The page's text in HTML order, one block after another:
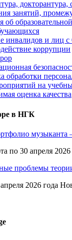
докторантура,
занятий,
об
инвалидов и лиц
коррупции
обработки
на
оценка качества
в НГК
музыканта
по 30 апреля 2026
проблемы
2026 года